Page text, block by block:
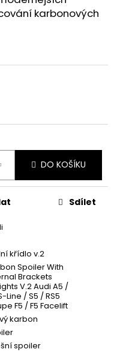
karbonových
DO KOŠÍKU
křídlo v.2
Spoiler With
Brackets
V.2 Audi A5 /
Line / S5 / RS5
F5 / F5 Facelift
karbon
spoiler
Sdílet